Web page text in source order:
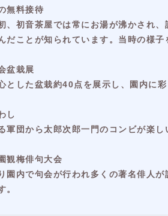
無料接待
、初音茶屋では常にお湯が沸かされ
だことが知られています。当時の様子
盆栽展
とした盆栽約40点を展示し、園内に彩
し
軍団から太郎次郎一門のコンビが楽し
観梅俳句大会
園内で句会が行われ多くの著名俳人
。